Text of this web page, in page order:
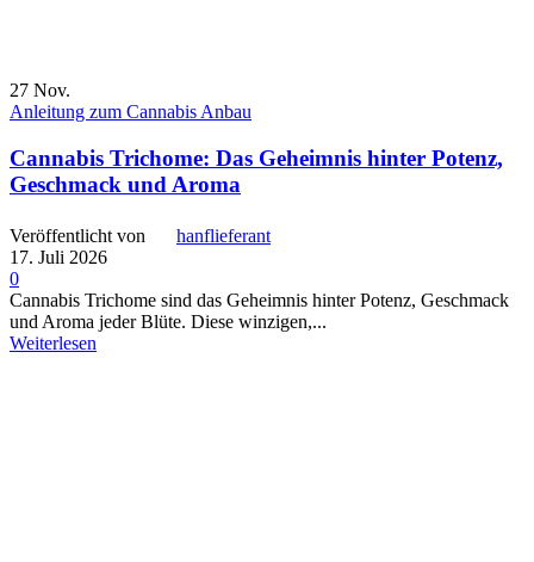
27 Nov.
Anleitung zum Cannabis Anbau
Cannabis Trichome: Das Geheimnis hinter Potenz,
Geschmack und Aroma
Veröffentlicht von
hanflieferant
17. Juli 2026
0
Cannabis Trichome sind das Geheimnis hinter Potenz, Geschmack
und Aroma jeder Blüte. Diese winzigen,...
Weiterlesen